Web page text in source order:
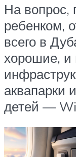
На вопрос,
ребенком,
всего в
хорошие, и
аквапарки
детей —